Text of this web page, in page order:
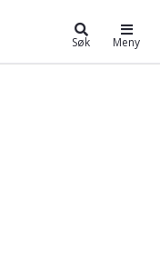
Søk Meny